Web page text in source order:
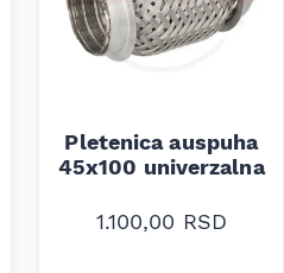
Pletenica auspuha
45x100 univerzalna
1.100,00 RSD